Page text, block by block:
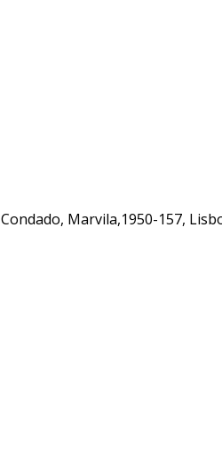
Marvila,1950-157,